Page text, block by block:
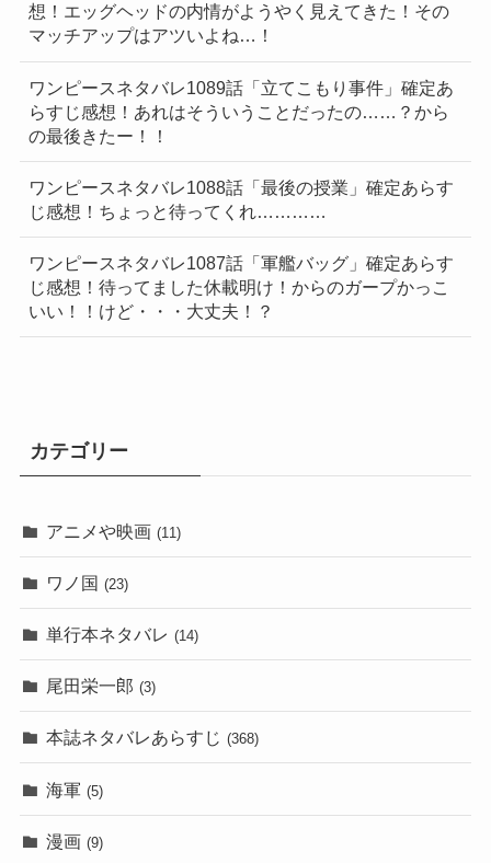
想！エッグヘッドの内情がようやく見えてきた！その
マッチアップはアツいよね…！
ワンピースネタバレ1089話「立てこもり事件」確定あ
らすじ感想！あれはそういうことだったの……？から
の最後きたー！！
ワンピースネタバレ1088話「最後の授業」確定あらす
じ感想！ちょっと待ってくれ…………
ワンピースネタバレ1087話「軍艦バッグ」確定あらす
じ感想！待ってました休載明け！からのガープかっこ
いい！！けど・・・大丈夫！？
カテゴリー
アニメや映画 (11)
ワノ国 (23)
単行本ネタバレ (14)
尾田栄一郎 (3)
本誌ネタバレあらすじ (368)
海軍 (5)
漫画 (9)